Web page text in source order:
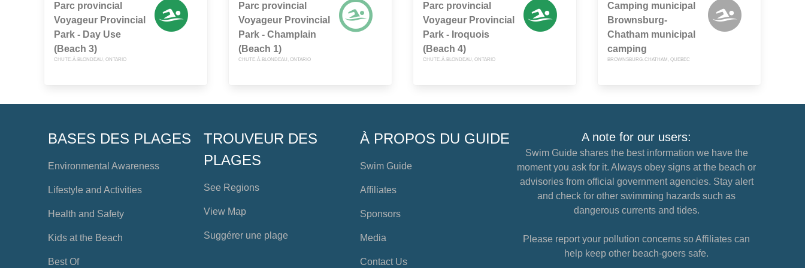
Parc provincial
Voyageur Provincial
Park - Day Use
(Beach 3)
CHUTE-À-BLONDEAU, ONTARIO
Parc provincial
Voyageur Provincial
Park - Champlain
(Beach 1)
CHUTE-À-BLONDEAU, ONTARIO
Parc provincial
Voyageur Provincial
Park - Iroquois
(Beach 4)
CHUTE-À-BLONDEAU, ONTARIO
Camping municipal
Brownsburg-
Chatham municipal
camping
BROWNSBURG-CHATHAM, QUEBEC
BASES DES PLAGES
Environmental Awareness
Lifestyle and Activities
Health and Safety
Kids at the Beach
Best Of
TROUVEUR DES
PLAGES
See Regions
View Map
Suggérer une plage
À PROPOS DU GUIDE
Swim Guide
Affiliates
Sponsors
Media
Contact Us
A note for our users:
Swim Guide shares the best information we have the
moment you ask for it. Always obey signs at the beach or
advisories from official government agencies. Stay alert
and check for other swimming hazards such as
dangerous currents and tides.
Please report your pollution concerns so Affiliates can
help keep other beach-goers safe.